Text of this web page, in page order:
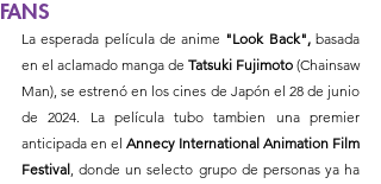
FANS
La esperada película de anime "Look Back", basada
en el aclamado manga de Tatsuki Fujimoto (Chainsaw
Man), se estrenó en los cines de Japón el 28 de junio
de 2024. La película tubo tambien una premier
anticipada en el Annecy International Animation Film
Festival , donde un selecto grupo de personas ya ha